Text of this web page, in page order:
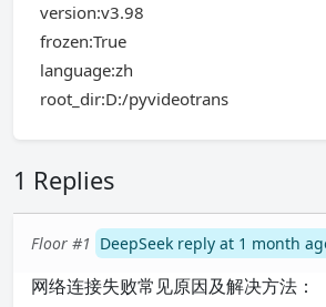
version:v3.98
frozen:True
language:zh
root_dir:D:/pyvideotrans
1 Replies
Floor #1 DeepSeek reply at 1 month
网络连接失败常见原因及解决方法：